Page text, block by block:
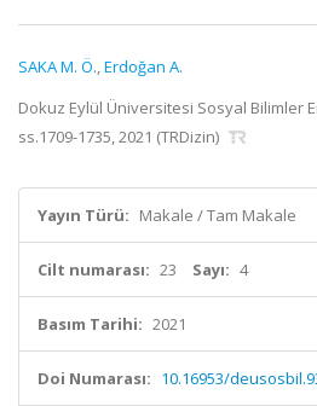
SAKA M. Ö.,Erdoğan A.
Dokuz Eylül Üniversitesi Sosyal Bilimler
ss.1709-1735, 2021 (TRDizin)
Yayın Türü: Makale / Tam Makale
Cilt numarası: 23 Sayı: 4
Basım Tarihi: 2021
Doi Numarası: 10.16953/